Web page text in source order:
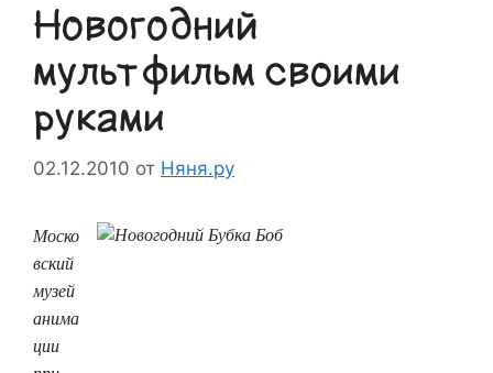
Новогодний
мультфильм своими
руками
02.12.2010 от Няня.ру
Моско
вский
музей
анима
ции